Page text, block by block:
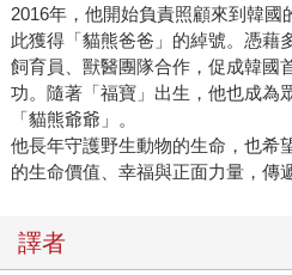
2016年，他開始負責照顧來到韓國
此獲得「貓熊爸爸」的綽號。憑藉
飼育員、獸醫團隊合作，促成韓國
功。隨著「福寶」出生，他也成為
「貓熊爺爺」。
他長年守護野生動物的生命，也希
的生命價值、幸福與正面力量，傳
譯者